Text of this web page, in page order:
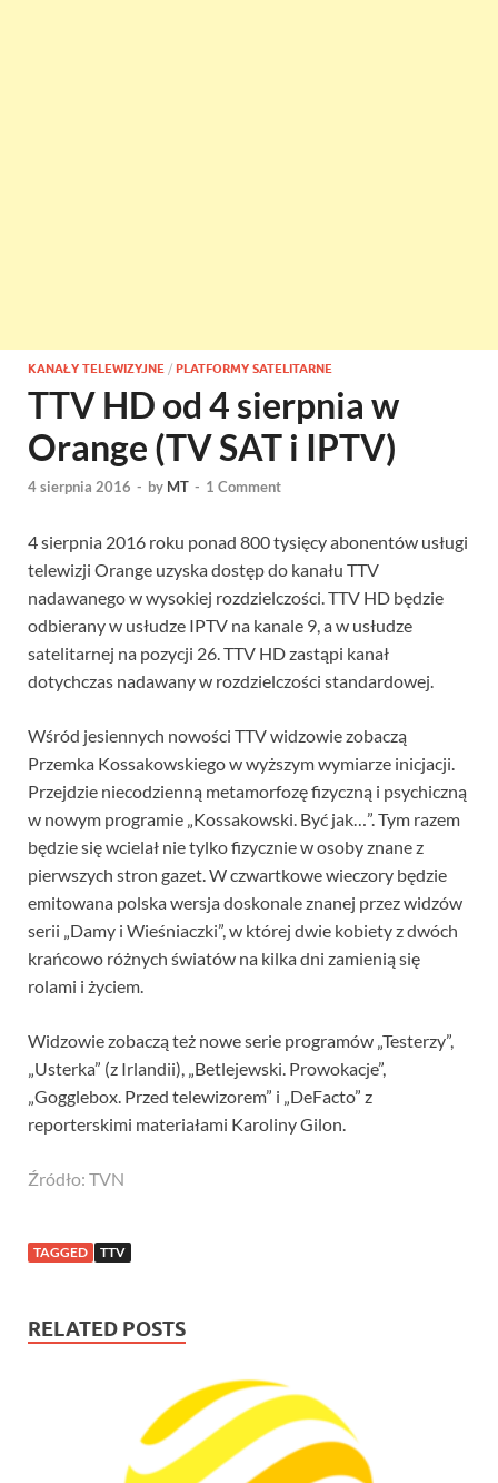
KANAŁY TELEWIZYJNE / PLATFORMY SATELITARNE
TTV HD od 4 sierpnia w
Orange (TV SAT i IPTV)
4 sierpnia 2016 - by MT - 1 Comment
4 sierpnia 2016 roku ponad 800 tysięcy abonentów usługi
telewizji Orange uzyska dostęp do kanału TTV
nadawanego w wysokiej rozdzielczości. TTV HD będzie
odbierany w usłudze IPTV na kanale 9, a w usłudze
satelitarnej na pozycji 26. TTV HD zastąpi kanał
dotychczas nadawany w rozdzielczości standardowej.
Wśród jesiennych nowości TTV widzowie zobaczą
Przemka Kossakowskiego w wyższym wymiarze inicjacji.
Przejdzie niecodzienną metamorfozę fizyczną i psychiczną
w nowym programie „Kossakowski. Być jak…”. Tym razem
będzie się wcielał nie tylko fizycznie w osoby znane z
pierwszych stron gazet. W czwartkowe wieczory będzie
emitowana polska wersja doskonale znanej przez widzów
serii „Damy i Wieśniaczki”, w której dwie kobiety z dwóch
krańcowo różnych światów na kilka dni zamienią się
rolami i życiem.
Widzowie zobaczą też nowe serie programów „Testerzy”,
„Usterka” (z Irlandii), „Betlejewski. Prowokacje”,
„Gogglebox. Przed telewizorem” i „DeFacto” z
reporterskimi materiałami Karoliny Gilon.
Źródło: TVN
TAGGED TTV
RELATED POSTS